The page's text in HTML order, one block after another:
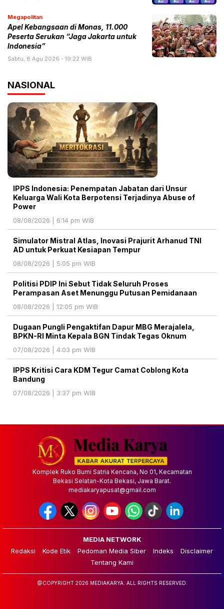
Megapolitan
Apel Kebangsaan di Monas, 11.000
Peserta Serukan “Jaga Jakarta untuk
Indonesia”
Sabtu, 8 Agu 2026 - 19:22 WIB
NASIONAL
IPPS Indonesia: Penempatan Jabatan dari Unsur
Keluarga Wali Kota Berpotensi Terjadinya Abuse of
Power
08/08/2026 | 6:14 pm WIB
Simulator Mistral Atlas, Inovasi Prajurit Arhanud TNI
AD untuk Perkuat Kesiapan Tempur
08/08/2026 | 5:05 pm WIB
Politisi PDIP Ini Sebut Tidak Seluruh Proses
Perampasan Aset Menunggu Putusan Pemidanaan
08/08/2026 | 12:05 pm WIB
Dugaan Pungli Pengaktifan Dapur MBG Merajalela,
BPKN-RI Minta Kepala BGN Tindak Tegas Oknum
07/08/2026 | 4:03 pm WIB
IPPS Kritisi Cara KDM Tegur Camat Coblong Kota
Bandung
07/08/2026 | 3:37 pm WIB
Komplek Ruko Bumi Satria Kencana, No 01, Kecamatan
Bekasi Selatan-Kota Bekasi, Jawa Barat.
mediakaryapusat@gmail.com
MEDIA NETWORK
Redaksi
Kode Etik Pedoman Media Siber Indeks
Disclaimer
Tentang Kami
@COPYRIGHT 2026 MEDIAKARYA. ALL RIGHTS RESERVED.